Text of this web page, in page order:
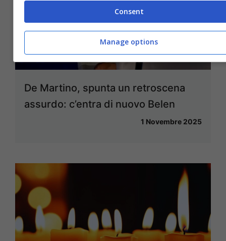
De Martino, spunta un retroscena
assurdo: c’entra di nuovo Belen
1 Novembre 2025
Consent
Manage options